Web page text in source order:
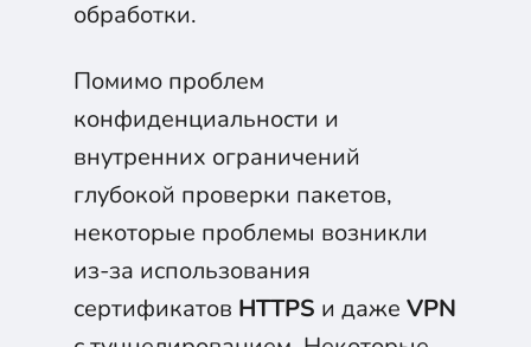
обработки.
Помимо проблем
конфиденциальности и
внутренних ограничений
глубокой проверки пакетов,
некоторые проблемы возникли
из-за использования
сертификатов HTTPS и даже VPN